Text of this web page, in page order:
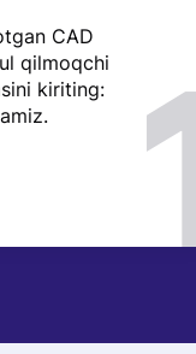
CAD
qilmoqchi
kiriting: